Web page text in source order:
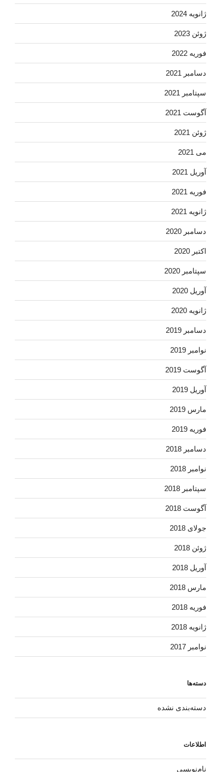
ژانویه 2024
ژوئن 2023
فوریه 2022
دسامبر 2021
سپتامبر 2021
آگوست 2021
ژوئن 2021
می 2021
آوریل 2021
فوریه 2021
ژانویه 2021
دسامبر 2020
اکتبر 2020
سپتامبر 2020
آوریل 2020
ژانویه 2020
دسامبر 2019
نوامبر 2019
آگوست 2019
آوریل 2019
مارس 2019
فوریه 2019
دسامبر 2018
نوامبر 2018
سپتامبر 2018
آگوست 2018
جولای 2018
ژوئن 2018
آوریل 2018
مارس 2018
فوریه 2018
ژانویه 2018
نوامبر 2017
دسته‌ها
دسته‌بندی نشده
اطلاعات
نام‌نویسی